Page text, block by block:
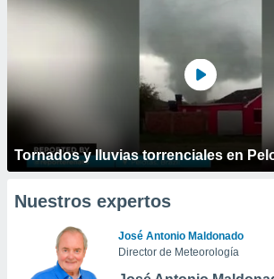
Tornados y lluvias torrenciales en
Nuestros expertos
José Antonio Maldonado
Director de Meteorología